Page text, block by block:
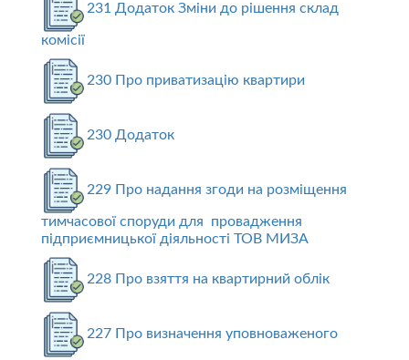
231 Додаток Зміни до рішення склад
комісії
230 Про приватизацію квартири
230 Додаток
229 Про надання згоди на розміщення
тимчасової споруди для провадження
підприємницької діяльності ТОВ МИЗА
228 Про взяття на квартирний облік
227 Про визначення уповноваженого